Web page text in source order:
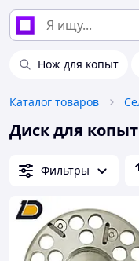
Нож для копыт
Каталог товаров
Диск для копыт
Фильтры